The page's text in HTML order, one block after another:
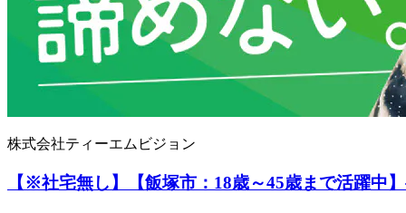
株式会社ティーエムビジョン
【※社宅無し】【飯塚市：18歳～45歳まで活躍中